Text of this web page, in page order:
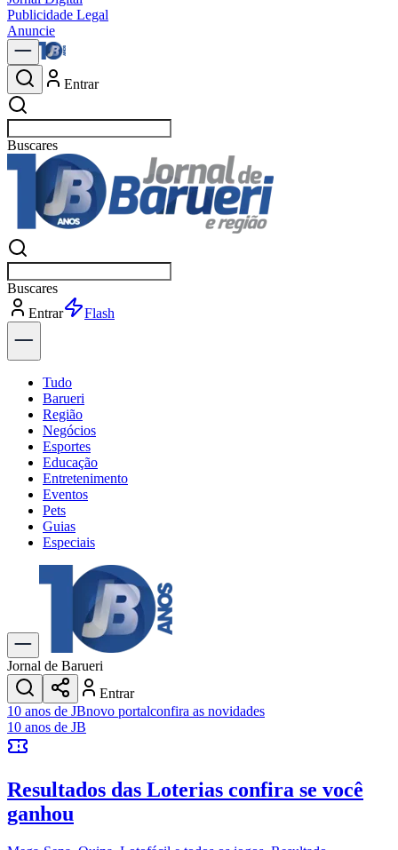
Publicidade Legal
Anuncie
Entrar
Buscarnot
Buscarnot
Entrar
Explorar
Tudo
Barueri
Região
Negócios
Esportes
Educação
Entretenimento
Eventos
Pets
Guias
Especiais
Explore Tudo
Últimas Notícias
Previsão do Tempo
Trânsito e Rotas
Dia a Dia & Lazer
Transportes
Gastronomia
Cinema & Shows
JogosNovo
Anuncie no Portal
Cadastrar Empresa
Divulgar Vagas
Jornal de Barueri
Entrar
10 anos de JBnovo portalconfira as novidades
10 anos de JB
Resultados das Loterias confira se você
ganhou